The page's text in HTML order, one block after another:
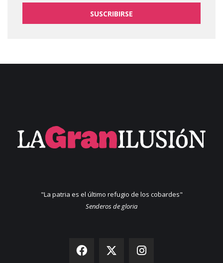
SUSCRIBIRSE
"La patria es el último refugio de los cobardes"
Senderos de gloria